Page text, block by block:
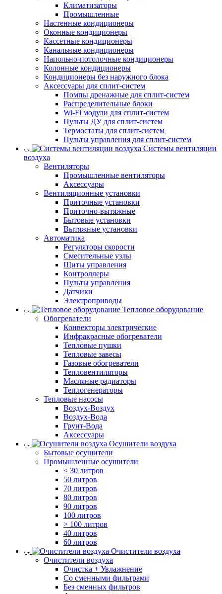
Климатизаторы
Промышленные
Настенные кондиционеры
Оконные кондиционеры
Кассетные кондиционеры
Канальные кондиционеры
Напольно-потолочные кондиционеры
Колонные кондиционеры
Кондиционеры без наружного блока
Аксессуары для сплит-систем
Помпы дренажные для сплит-систем
Распределительные блоки
Wi-Fi модули для сплит-систем
Пульты ДУ для сплит-систем
Термостаты для сплит-систем
Пульты управления для сплит-систем
Системы вентиляции
воздуха
Вентиляторы
Промышленные вентиляторы
Аксессуары
Вентиляционные установки
Приточные установки
Приточно-вытяжные
Бытовые установки
Вытяжные установки
Автоматика
Регуляторы скорости
Смесительные узлы
Щиты управления
Контроллеры
Пульты управления
Датчики
Электроприводы
Тепловое оборудование
Обогреватели
Конвекторы электрические
Инфракрасные обогреватели
Тепловые пушки
Тепловые завесы
Газовые обогреватели
Тепловентиляторы
Масляные радиаторы
Теплогенераторы
Тепловые насосы
Воздух-Воздух
Воздух-Вода
Грунт-Вода
Аксессуары
Осушители воздуха
Бытовые осушители
Промышленные осушители
< 30 литров
50 литров
70 литров
80 литров
90 литров
100 литров
> 100 литров
40 литров
60 литров
Очистители воздуха
Очистители воздуха
Очистка + Увлажнение
Cо сменными фильтрами
Без сменных фильтров